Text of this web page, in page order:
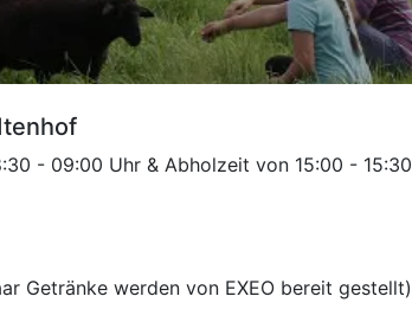
- 09:00 Uhr & Abholzeit von 15:00 - 15:30
Getränke werden von EXEO bereit gestellt)